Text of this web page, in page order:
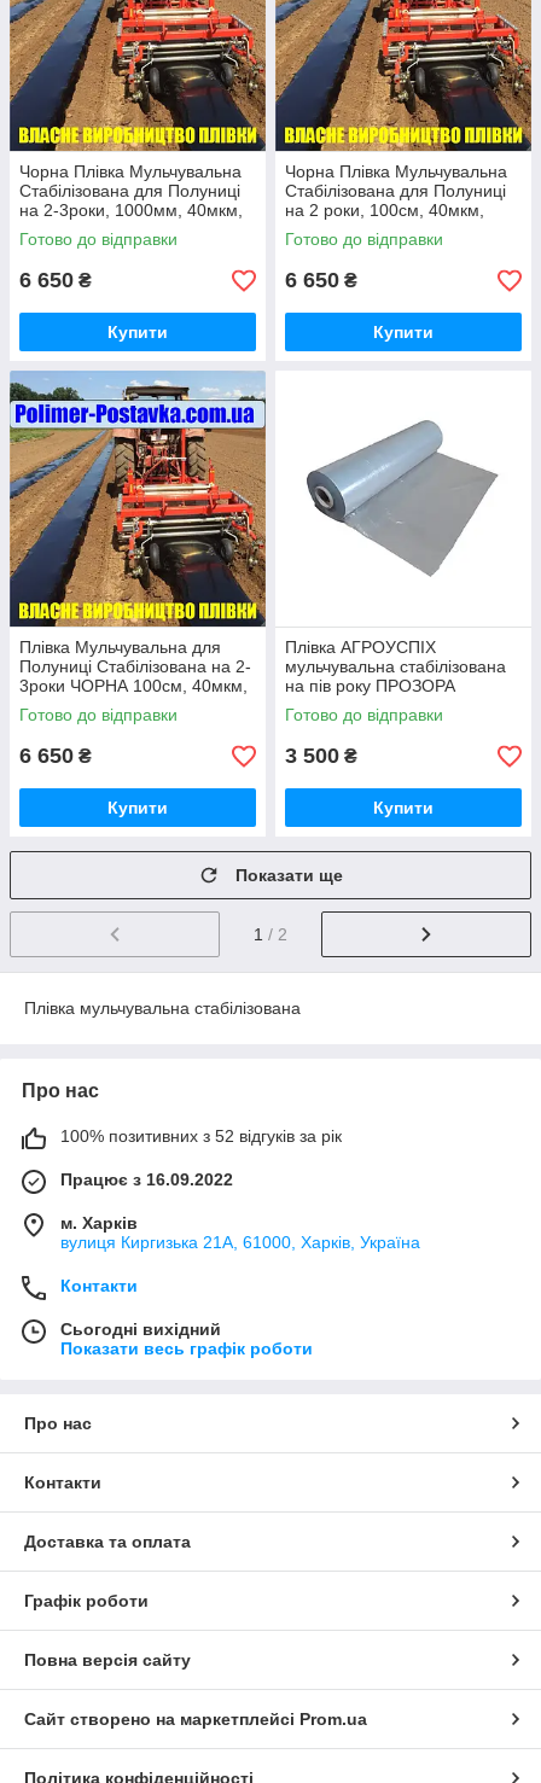
Чорна Плівка Мульчувальна
Стабілізована для Полуниці
на 2-3роки, 1000мм, 40мкм,
1000м
Готово до відправки
6 650 ₴
Купити
Чорна Плівка Мульчувальна
Стабілізована для Полуниці
на 2 роки, 100см, 40мкм,
1,0км
Готово до відправки
6 650 ₴
Купити
Плівка Мульчувальна для
Полуниці Стабілізована на 2-
3роки ЧОРНА 100см, 40мкм,
1000м
Готово до відправки
6 650 ₴
Купити
Плівка АГРОУСПІХ
мульчувальна стабілізована
на пів року ПРОЗОРА
150см/30мк/0.5км
Готово до відправки
3 500 ₴
Купити
Показати ще
1 / 2
Плівка мульчувальна стабілізована
Про нас
100% позитивних з 52 відгуків за рік
Працює з 16.09.2022
м. Харків
вулиця Киргизька 21А, 61000, Харків, Україна
Контакти
Сьогодні вихідний
Показати весь графік роботи
Про нас
Контакти
Доставка та оплата
Графік роботи
Повна версія сайту
Сайт створено на маркетплейсі Prom.ua
Політика конфіденційності